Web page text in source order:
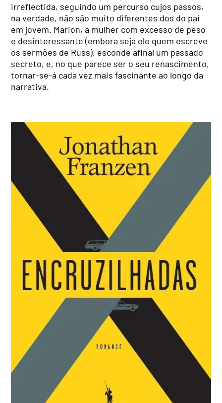
irreflectida, seguindo um percurso cujos passos,
na verdade, não são muito diferentes dos do pai
em jovem. Marion, a mulher com excesso de peso
e desinteressante (embora seja ele quem escreve
os sermões de Russ), esconde afinal um passado
secreto, e, no que parece ser o seu renascimento,
tornar-se-á cada vez mais fascinante ao longo da
narrativa.